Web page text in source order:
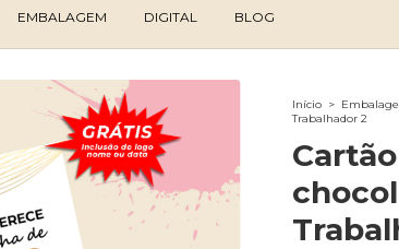
EMBALAGEM DIGITAL BLOG
Início >
Trabalhador 2